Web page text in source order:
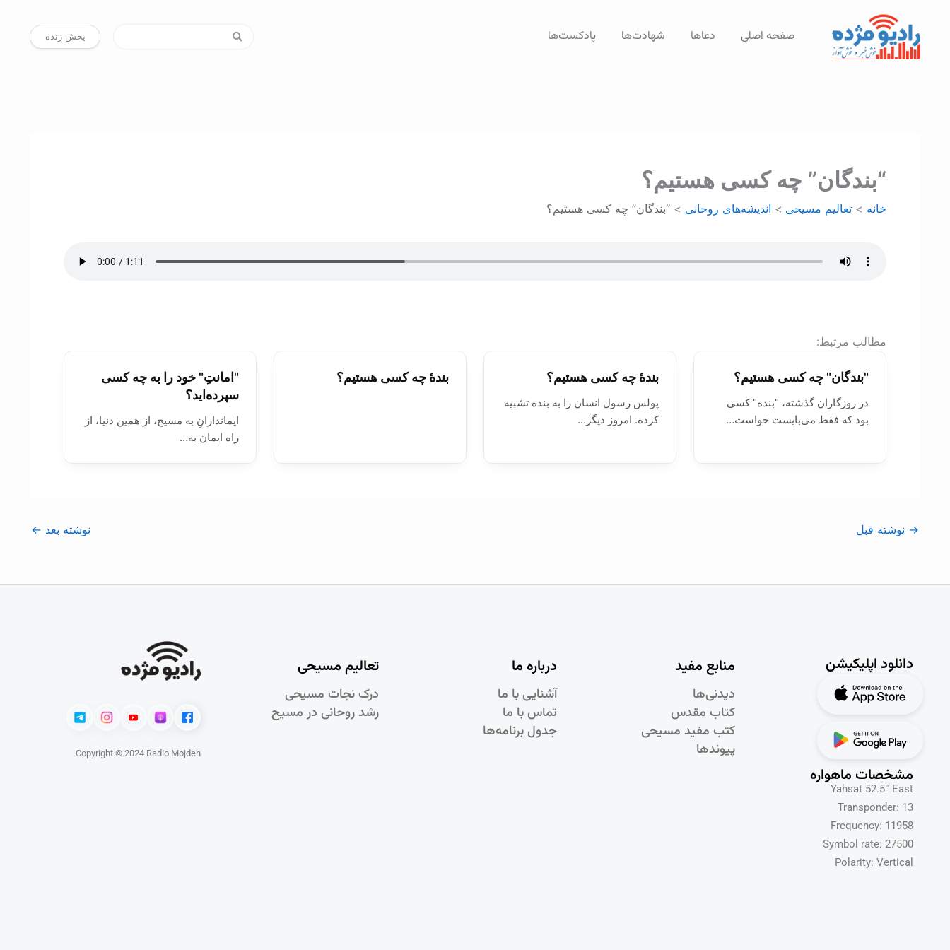
پخش زنده پادکست‌ها شهادت‌ها دعاها صفحه اصلی
“بندگان” چه کسی هستیم؟
خانه تعالیم مسیحی اندیشه‌های روحانی “بندگان” چه کسی هستیم؟
:مطالب مرتبط
"بندگان" چه کسی هستیم؟
در روزگاران گذشته، "بنده" کسی
بود که فقط می‌بایست خواست…
بندۀ چه کسی هستیم؟
پولس رسول انسان را به بنده تشبیه
کرده. امروز دیگر…
بندۀ چه کسی هستیم؟
"امانتِ" خود را به چه کسی
سپرده‌اید؟
ایماندارانِ به مسیح، از همین دنیا، از
راه ايمان به…
→ نوشته قبل نوشته بعد ←
Copyright © 2024 Radio Mojdeh
تعالیم مسیحی
درک نجات مسيحی
رشد روحانی در مسيح
درباره ما
آشنایی با ما
تماس با ما
جدول برنامه‌ها
منابع مفید
دیدنی‌ها
کتاب مقدس
کتب مفید مسیحی
پیوندها
دانلود اپلیکیشن
مشخصات ماهواره
Yahsat 52.5° East
Transponder: 13
Frequency: 11958
Symbol rate: 27500
Polarity: Vertical